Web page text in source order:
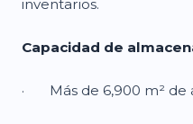
inventarios.
Capacidad de
· Más de 6,900 m² de